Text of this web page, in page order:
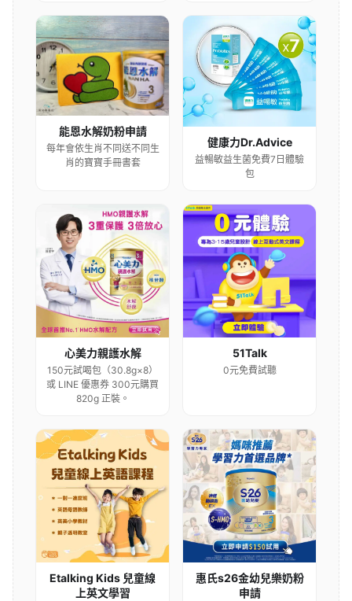
能恩水解奶粉申請
每年會依生肖不同送不同生
肖的寶寶手冊書套
健康力Dr.Advice
益暢敏益生菌免費7日體驗
包
心美力親護水解
150元試喝包（30.8g×8）
或 LINE 優惠券 300元購買
820g 正裝。
51Talk
0元免費試聽
Etalking Kids 兒童線
上英文學習
惠氏s26金幼兒樂奶粉
申請